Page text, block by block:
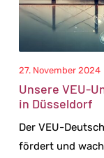
27. November 2024
Unsere VEU-
in Düsseldorf
Der VEU-
fördert und